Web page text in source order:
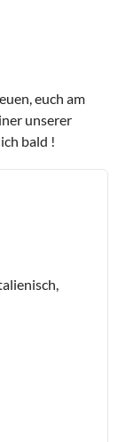
euch am
unserer
bald !